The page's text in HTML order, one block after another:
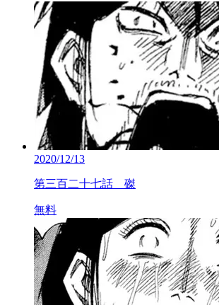
2020/12/13
第三百二十七話 磔
無料